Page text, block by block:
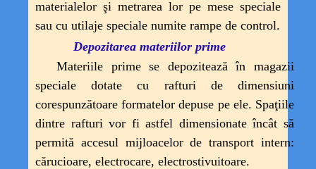
materialelor şi metrarea lor pe mese speciale
sau cu utilaje speciale numite rampe de control.
Depozitarea materiilor prime
Materiile prime se depozitează în magazii
speciale dotate cu rafturi de dimensiuni
corespunzătoare formatelor depuse pe ele. Spaţiile
dintre rafturi vor fiastfel dimensionate încât să
permită accesul mijloacelor de transport intern:
cărucioare, electrocare, electrostivuitoare.